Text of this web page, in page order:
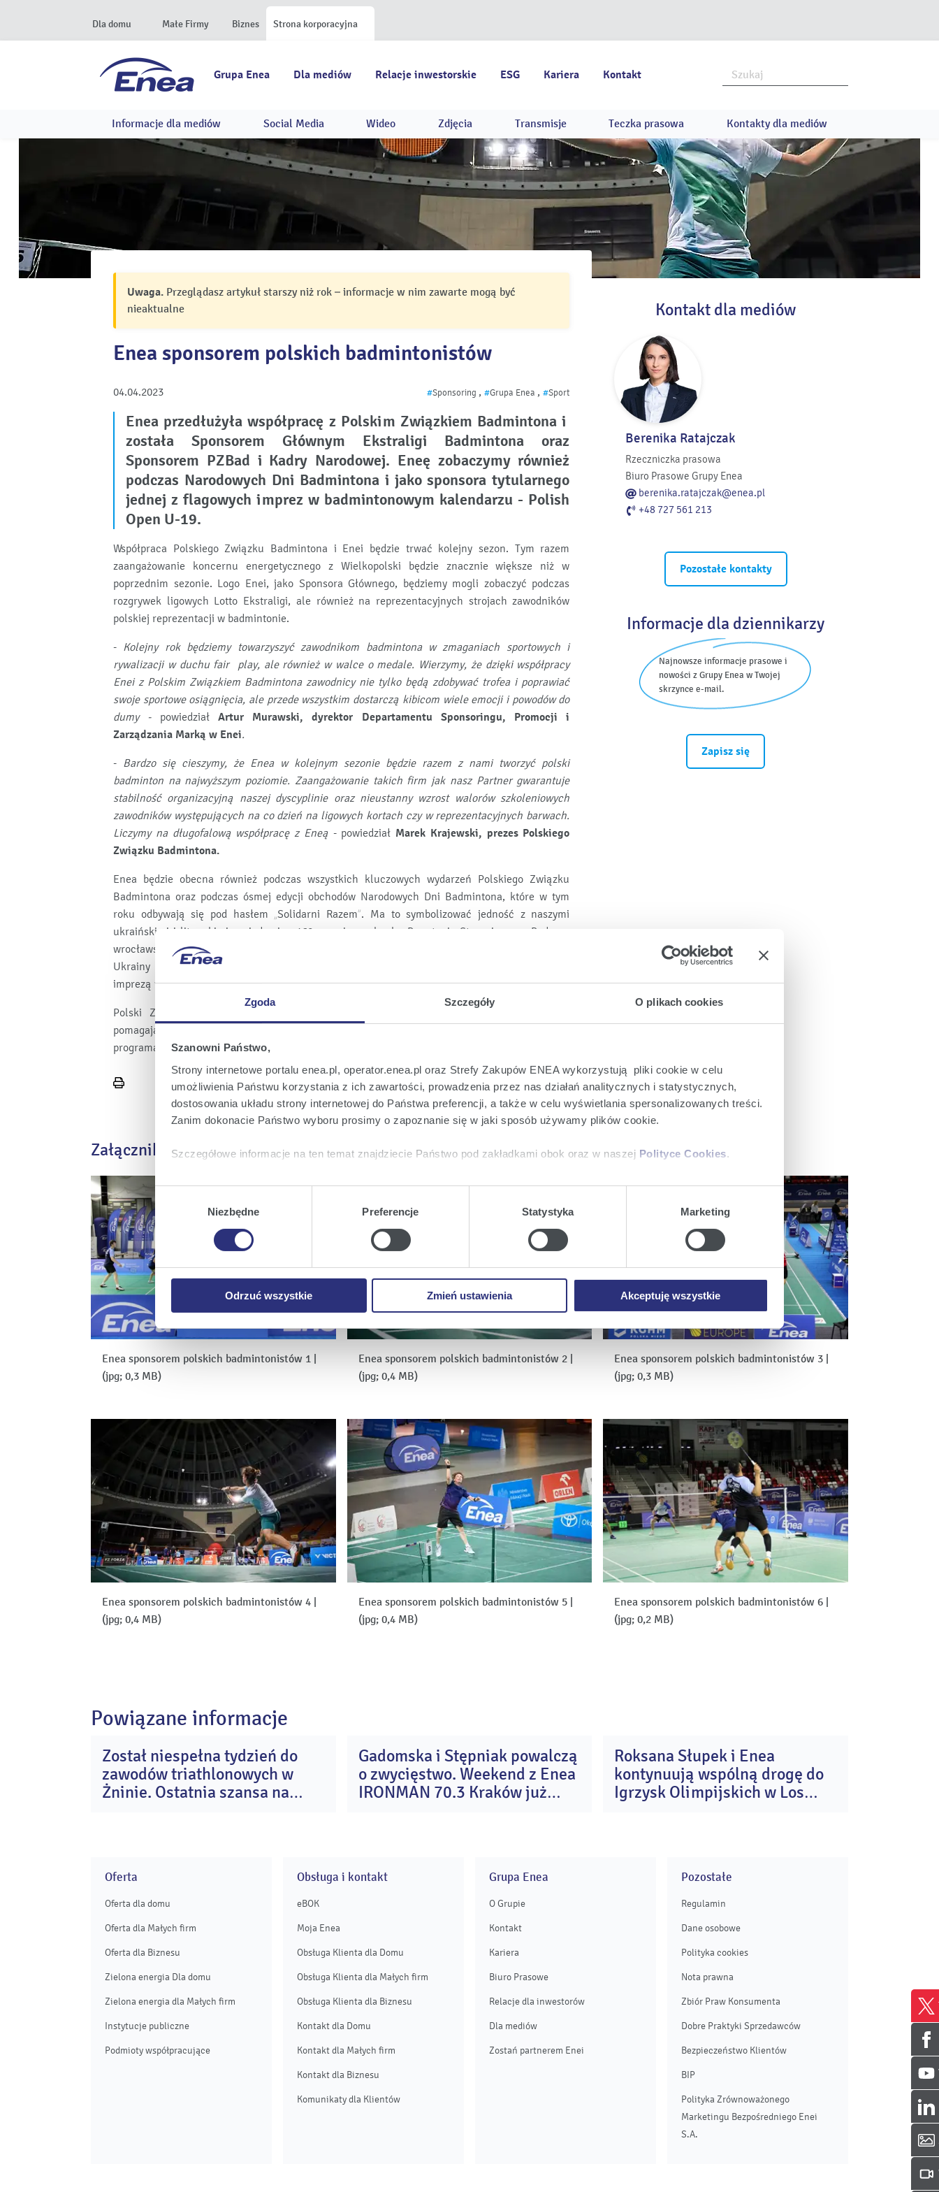
Zgoda Szczegóły O plikach cookies
Szanowni Państwo,
Strony internetowe portalu enea.pl, operator.enea.pl oraz Strefy Zakupów ENEA wykorzystują pliki cookie w celu
umożliwienia Państwu korzystania z ich zawartości, prowadzenia przez nas działań analitycznych i statystycznych,
dostosowania układu strony internetowej do Państwa preferencji, a także w celu wyświetlania spersonalizowanych treści.
Zanim dokonacie Państwo wyboru prosimy o zapoznanie się w jaki sposób używamy plików cookie.
Szczegółowe informacje na ten temat znajdziecie Państwo pod zakładkami obok oraz w naszej Polityce Cookies.
KlikającAkceptuję wszystkiewyrażają Państwo zgodę na umieszczenie wszystkich rodzajów plików cookie z
Zmień ustawienia
, możecie Państwo wybrać jakie rodzaje plików cookie będziemy umieszczać w Państwa
urządzeniu.
KlikającOdrzuć wszystkie
, odmawiacie Państwo zgody na instalację plików cookie – odmowa ta nie dotyczy jednak
plików cookie niezbędnych do prawidłowego wyświetlania i działania naszych stron internetowych.
zgody
Niezbędne Preferencje Statystyka Marketing
Odrzuć wszystkie Zmień ustawienia Akceptuję wszystkie
Dla domu Małe Firmy Biznes Strona korporacyjna
Grupa Enea Dla mediów Relacje inwestorskie ESG Kariera Kontakt
Informacje dla mediów Social Media Wideo Zdjęcia Transmisje Teczka prasowa Kontakty dla mediów
Uwaga. Przeglądasz artykuł starszy niż rok – informacje w nim zawarte mogą być
nieaktualne
Enea sponsorem polskich badmintonistów
04.04.2023 #Sponsoring ,#Grupa Enea ,#Sport
Enea przedłużyła współpracę z Polskim Związkiem Badmintona i
została Sponsorem Głównym Ekstraligi Badmintona oraz
Sponsorem PZBad i Kadry Narodowej. Eneę zobaczymy również
podczas Narodowych Dni Badmintona i jako sponsora tytularnego
jednej z flagowych imprez w badmintonowym kalendarzu - Polish
Open U-19.
Współpraca Polskiego Związku Badmintona i Enei będzie trwać kolejny sezon. Tym razem
zaangażowanie koncernu energetycznego z Wielkopolski będzie znacznie większe niż w
poprzednim sezonie. Logo Enei, jako Sponsora Głównego, będziemy mogli zobaczyć podczas
rozgrywek ligowych Lotto Ekstraligi, ale również na reprezentacyjnych strojach zawodników
polskiej reprezentacji w badmintonie.
- Kolejny rok będziemy towarzyszyć zawodnikom badmintona w zmaganiach sportowych i
rywalizacji w duchu fair play, ale również w walce o medale. Wierzymy, że dzięki współpracy
Enei z Polskim Związkiem Badmintona zawodnicy nie tylko będą zdobywać trofea i poprawiać
swoje sportowe osiągnięcia, ale przede wszystkim dostarczą kibicom wiele emocji i powodów do
dumy - powiedział Artur Murawski, dyrektor Departamentu Sponsoringu, Promocji i
Zarządzania Marką w Enei.
- Bardzo się cieszymy, że Enea w kolejnym sezonie będzie razem z nami tworzyć polski
badminton na najwyższym poziomie. Zaangażowanie takich firm jak nasz Partner gwarantuje
stabilność organizacyjną naszej dyscyplinie oraz nieustanny wzrost walorów szkoleniowych
zawodników występujących na co dzień na ligowych kortach czy w reprezentacyjnych barwach.
Liczymy na długofalową współpracę z Eneą- powiedział Marek Krajewski, prezes Polskiego
Związku Badmintona.
Enea będzie obecna również podczas wszystkich kluczowych wydarzeń Polskiego Związku
Badmintona oraz podczas ósmej edycji obchodów Narodowych Dni Badmintona, które w tym
roku odbywają się pod hasłem „Solidarni Razem”. Ma to symbolizować jedność z naszymi
ukraińskimi i litewskimi sąsiadami w 160-rocznicę wybuchu Powstania Styczniowego. Podczas
wrocławskich obchodów rozegrany będzie trójmecz badmintonowych reprezentacji Polski,
Ukrainy i Litwy. Obchody Narodowych Dni Badmintona, które są największą badmintonową
imprezą w Europie, tradycyjnie organizuje Fundacja Narodowy Badminton.
Polski Związek Badmintona należy obecnie do wiodących polskich federacji sportowych
pomagających i wspierających ukraińskich sportowców. W specjalnie realizowanych
programach wspiera badmintonistów dotkniętych rosyjską agresją na Ukrainie.
Wydrukuj
Podziel się na:
Enea
Twitter
Enea
Youtube
Enea
Facebook
Kontakt dla mediów
Berenika Ratajczak
Rzeczniczka prasowa
Biuro Prasowe Grupy Enea
berenika.ratajczak@enea.pl
+48 727 561 213
Pozostałe kontakty
Informacje dla dziennikarzy
Najnowsze informacje prasowe i
nowości z Grupy Enea w Twojej
skrzynce e-mail.
Zapisz się
Załączniki
Enea sponsorem polskich badmintonistów 1 |
(jpg; 0,3 MB)
Enea sponsorem polskich badmintonistów 2 |
(jpg; 0,4 MB)
Enea sponsorem polskich badmintonistów 3 |
(jpg; 0,3 MB)
Enea sponsorem polskich badmintonistów 4 |
(jpg; 0,4 MB)
Enea sponsorem polskich badmintonistów 5 |
(jpg; 0,4 MB)
Enea sponsorem polskich badmintonistów 6 |
(jpg; 0,2 MB)
Powiązane informacje
Został niespełna tydzień do
zawodów triathlonowych w
Żninie. Ostatnia szansa na
31
lip
Gadomska i Stępniak powalczą
o zwycięstwo. Weekend z Enea
IRONMAN 70.3 Kraków już
lip
Roksana Słupek i Enea
kontynuują wspólną drogę do
Igrzysk Olimpijskich w Los
Oferta
Oferta dla domu
Oferta dla Małych firm
Oferta dla Biznesu
Zielona energia Dla domu
Zielona energia dla Małych firm
Instytucje publiczne
Podmioty współpracujące
Obsługa i kontakt
eBOK
Moja Enea
Obsługa Klienta dla Domu
Obsługa Klienta dla Małych firm
Obsługa Klienta dla Biznesu
Kontakt dla Domu
Kontakt dla Małych firm
Kontakt dla Biznesu
Komunikaty dla Klientów
Grupa Enea
O Grupie
Kontakt
Kariera
Biuro Prasowe
Relacje dla inwestorów
Dla mediów
Zostań partnerem Enei
Pozostałe
Regulamin
Dane osobowe
Polityka cookies
Nota prawna
Zbiór Praw Konsumenta
Dobre Praktyki Sprzedawców
Bezpieczeństwo Klientów
BIP
Polityka Zrównoważonego
Marketingu Bezpośredniego Enei
S.A.